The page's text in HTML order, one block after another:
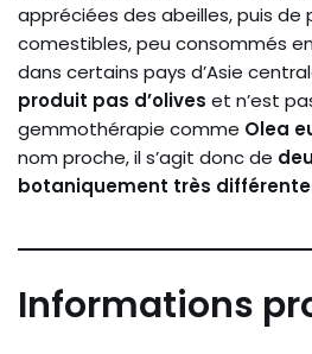
appréciées des abeilles, puis
comestibles, peu consommés
dans certains pays d’Asie
produit pas d’olives et n’est
gemmothérapie comme Olea
nom proche, il s’agit donc de
botaniquement très
Informations